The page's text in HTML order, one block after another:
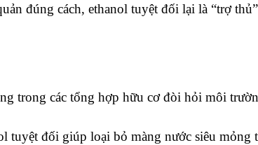
đúng cách, ethanol tuyệt đối lại là “trợ
trong các tổng hợp hữu cơ đòi hỏi môi
tuyệt đối giúp loại bỏ màng nước siêu mỏng